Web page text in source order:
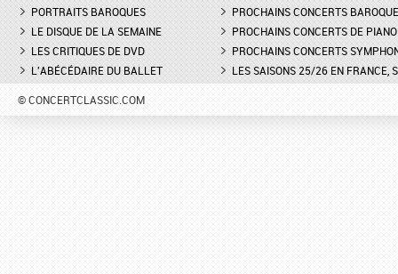
PORTRAITS BAROQUES
LE DISQUE DE LA SEMAINE
LES CRITIQUES DE DVD
L'ABÉCÉDAIRE DU BALLET
PROCHAINS CONCERTS
PROCHAINS CONCERTS DE PIANO
PROCHAINS CONCERTS
LES SAISONS 25/26 EN FRANCE,
© CONCERTCLASSIC.COM